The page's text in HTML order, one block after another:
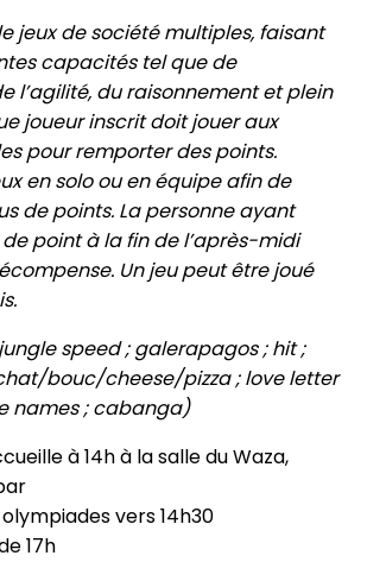
jeux de société multiples, faisant
capacités tel que de
l’agilité, du raisonnement et plein
joueur inscrit doit jouer aux
pour remporter des points.
en solo ou en équipe afin de
de points. La personne ayant
point à la fin de l’après-midi
Un jeu peut être joué
speed ; galerapagos ; hit ;
bouc/cheese/pizza ; love letter
names ; cabanga)
à 14h à la salle du Waza,
vers 14h30
17h